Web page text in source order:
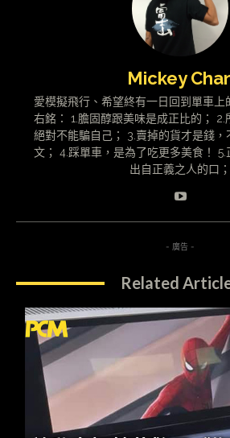
Mickey
愛模擬飛行、希望終有一日回到單車上
右銘： 1.膽固醇跟美味是成正比的； 2.
絕對不能騙自己； 3.賣掉的貨才是錢
文； 4.踩單車，是為了吃更多美食！
出自正義之人的口；
- 廣告 -
Related